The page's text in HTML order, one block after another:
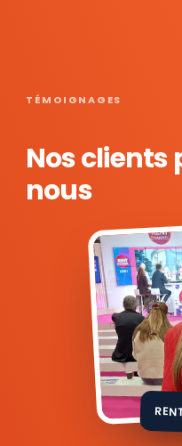
TÉMOIGNAGES
Nos clients
nous